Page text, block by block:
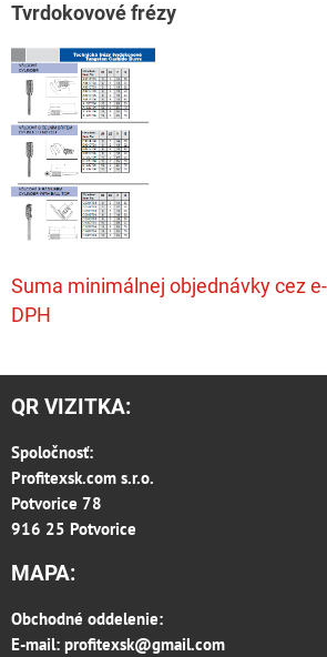
Tvrdokovové frézy
Suma minimálnej objednávky cez
DPH
QR VIZITKA:
Spoločnosť:
Profitexsk.com s.r.o.
Potvorice 78
916 25 Potvorice
MAPA:
Obchodné oddelenie:
E-mail: profitexsk@gmail.com